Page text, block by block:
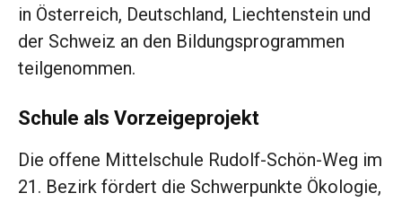
in Österreich, Deutschland, Liechtenstein und
der Schweiz an den Bildungsprogrammen
teilgenommen.
Schule als Vorzeigeprojekt
Die offene Mittelschule Rudolf-Schön-Weg im
21. Bezirk fördert die Schwerpunkte Ökologie,